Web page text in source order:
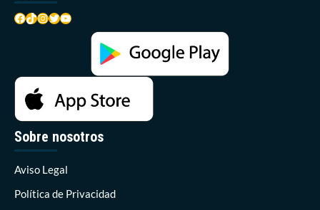
Facebook
TikTok
Instagram
Twitter
YouTube
Sobre nosotros
Aviso Legal
Política de Privacidad